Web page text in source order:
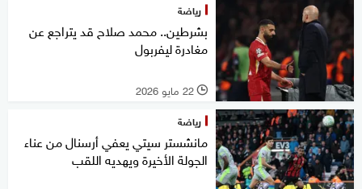
رياضة
بشرطين.. محمد صلاح قد يتراجع عن
مغادرة ليفربول
l 22 مايو 2026
رياضة
مانشستر سيتي يعفي أرسنال من عناء
الجولة الأخيرة ويهديه اللقب